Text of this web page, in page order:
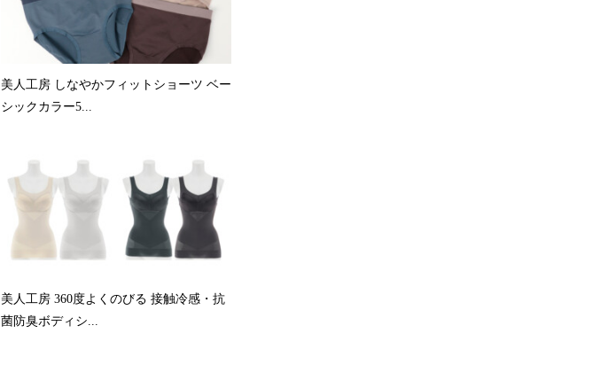
美人工房 しなやかフィットショーツ ベー
シックカラー5...
美人工房 360度よくのびる 接触冷感・抗
菌防臭ボディシ...